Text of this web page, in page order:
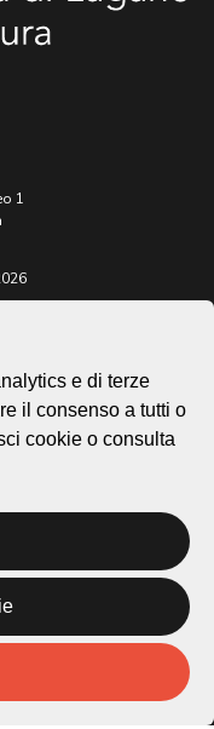
1
e di terze
il consenso a tutti o
cookie o consulta